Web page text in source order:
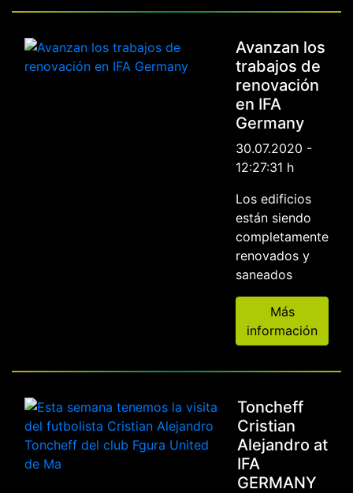
Avanzan los
trabajos de
renovación
en IFA
Germany
30.07.2020 -
12:27:31 h
Los edificios
están siendo
completamente
renovados y
saneados
Más
información
Toncheff
Cristian
Alejandro at
IFA
GERMANY